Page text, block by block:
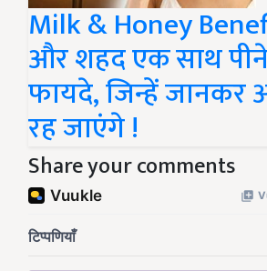
Milk & Honey
और शहद एक साथ
फायदे, जिन्हें जानकर
रह जाएंगे !
Share your comments